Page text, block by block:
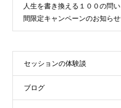
人生を書き換える１００の問
間限定キャンペーンのお知らせ
セッションの体験談
ブログ